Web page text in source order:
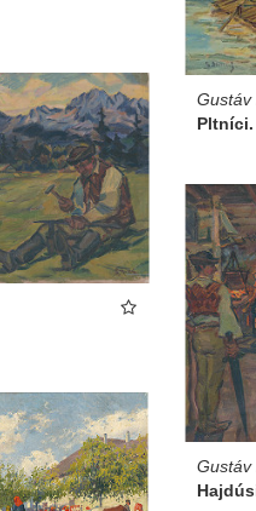
Gustáv
Pltníci.
Gustáv